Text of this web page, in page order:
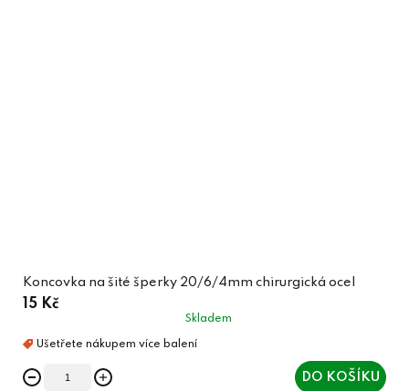
Koncovka na šité šperky 20/6/4mm chirurgická ocel
15 Kč
Skladem
DO KOŠÍKU